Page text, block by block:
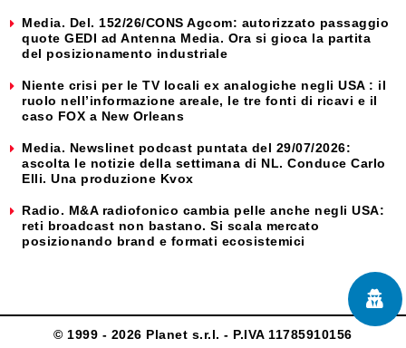
Media. Del. 152/26/CONS Agcom: autorizzato passaggio
quote GEDI ad Antenna Media. Ora si gioca la partita
del posizionamento industriale
Niente crisi per le TV locali ex analogiche negli USA : il
ruolo nell’informazione areale, le tre fonti di ricavi e il
caso FOX a New Orleans
Media. Newslinet podcast puntata del 29/07/2026:
ascolta le notizie della settimana di NL. Conduce Carlo
Elli. Una produzione Kvox
Radio. M&A radiofonico cambia pelle anche negli USA:
reti broadcast non bastano. Si scala mercato
posizionando brand e formati ecosistemici
© 1999 - 2026 Planet s.r.l. - P.IVA 11785910156